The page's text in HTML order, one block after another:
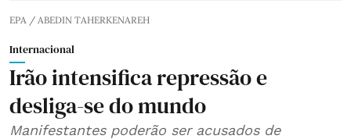
EPA / ABEDIN TAHERKENAREH
Internacional
Irão intensifica repressão e
desliga-se do mundo
Manifestantes poderão ser acusados de